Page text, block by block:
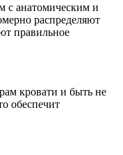
с анатомическим и
распределяют
правильное
кровати и быть не
обеспечит